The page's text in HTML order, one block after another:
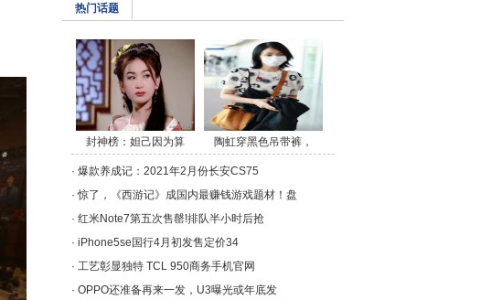
热门话题
封神榜：妲己因为算
命/a>
陶虹穿黑色吊带裤，
斜/a>
· 爆款养成记：2021年2月份长安CS75
·惊了，《西游记》成国内最赚钱游戏题材！盘
· 红米Note7第五次售罄!排队半小时后抢
· iPhone5se国行4月初发售定价34
· 工艺彰显独特 TCL 950商务手机官网
· OPPO还准备再来一发，U3曝光或年底发